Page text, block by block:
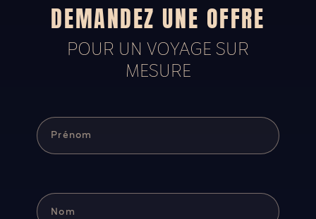
DEMANDEZ UNE OFFRE
POUR UN VOYAGE SUR
MESURE